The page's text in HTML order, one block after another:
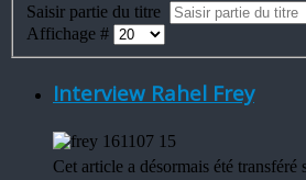
Saisir partie du titre
Affichage #
Interview Rahel Frey
Cet article a désormais été